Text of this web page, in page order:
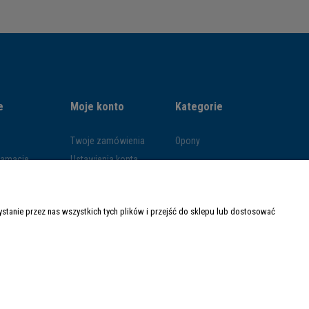
dostawy
Moje konto
Twoje zamówienia
Ustawienia konta
Kategorie
Opony
przez nas wszystkich tych plików i przejść do sklepu lub dostosować